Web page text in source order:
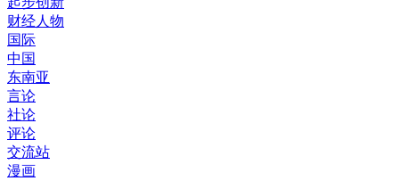
财经人物
国际
中国
东南亚
言论
社论
评论
交流站
漫画